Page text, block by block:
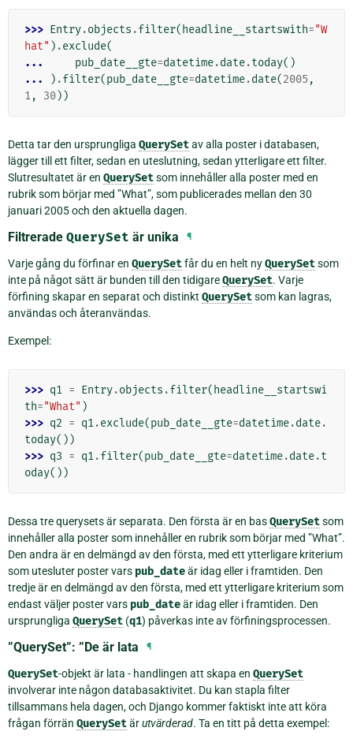
>>> Entry.objects .filter( headline__startswith="W
hat" ) .exclude(
...
pub_date__gte=datetime.date.today()
...
) .filter(pub_date__gte=datetime.date(2005 ,
1, 30))
Detta tar den ursprungliga QuerySetav alla poster i databasen,
lägger till ett filter, sedan en uteslutning, sedan ytterligare ett filter.
Slutresultatet är en QuerySetsom innehåller alla poster med en
rubrik som börjar med ”What”, som publicerades mellan den 30
januari 2005 och den aktuella dagen.
Filtrerade QuerySet är unika ¶
Varje gång du förfinar en QuerySetfår du en helt nyQuerySetsom
inte på något sätt är bunden till den tidigareQuerySet. Varje
förfining skapar en separat och distinkt QuerySetsom kan lagras,
användas och återanvändas.
Exempel:
>>> q1 = Entry.objects .filter( headline__startswi
th="What" )
>>> q2 = q1.exclude(pub_date__gte=datetime.date.
today())
>>> q3 = q1.filter(pub_date__gte=datetime.date.t
oday())
Dessa tre querysets är separata. Den första är en basQuerySetsom
innehåller alla poster som innehåller en rubrik som börjar med ”What”.
Den andra är en delmängd av den första, med ett ytterligare kriterium
som utesluter poster vars pub_dateär idag eller i framtiden. Den
tredje är en delmängd av den första, med ett ytterligare kriterium som
endast väljer poster vars pub_dateär idag eller i framtiden. Den
ursprungliga QuerySet (q1) påverkas inte av förfiningsprocessen.
”QuerySet”: ”De är lata ¶
QuerySet-objekt är lata - handlingen att skapa en QuerySet
involverar inte någon databasaktivitet. Du kan stapla filter
tillsammans hela dagen, och Django kommer faktiskt inte att köra
frågan förrän QuerySetärutvärderad. Ta en titt på detta exempel: